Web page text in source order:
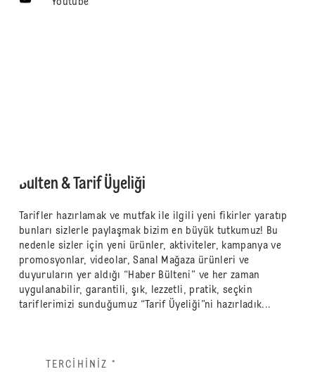
Youtube
Bülten & Tarif Üyeliği
Tarifler hazırlamak ve mutfak ile ilgili yeni fikirler yaratıp
bunları sizlerle paylaşmak bizim en büyük tutkumuz! Bu
nedenle sizler için yeni ürünler, aktiviteler, kampanya ve
promosyonlar, videolar, Sanal Mağaza ürünleri ve
duyuruların yer aldığı “Haber Bülteni” ve her zaman
uygulanabilir, garantili, şık, lezzetli, pratik, seçkin
tariflerimizi sunduğumuz “Tarif Üyeliği”ni hazırladık...
TERCIHINIZ *